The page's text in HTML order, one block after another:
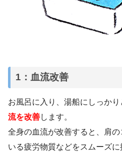
1：血流改善
お風呂に入り、湯船にしっかり
流を改善します。
全身の血流が改善すると、肩
いる疲労物質などをスムーズ